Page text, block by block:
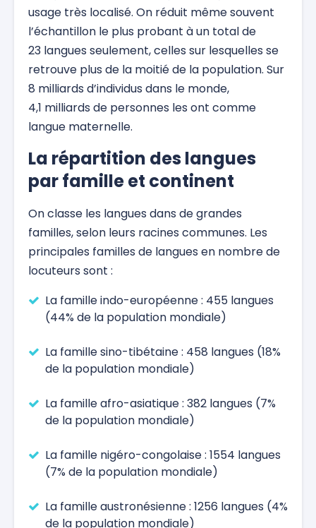
usage très localisé. On réduit même souvent
l’échantillon le plus probant à un total de
23 langues seulement, celles sur lesquelles se
retrouve plus de la moitié de la population. Sur
8 milliards d’individus dans le monde,
4,1 milliards de personnes les ont comme
langue maternelle.
La répartition des langues
par famille et continent
On classe les langues dans de grandes
familles, selon leurs racines communes. Les
principales familles de langues en nombre de
locuteurs sont :
La famille indo-européenne : 455 langues
(44% de la population mondiale)
La famille sino-tibétaine : 458 langues (18%
de la population mondiale)
La famille afro-asiatique : 382 langues (7%
de la population mondiale)
La famille nigéro-congolaise : 1554 langues
(7% de la population mondiale)
La famille austronésienne : 1256 langues (4%
de la population mondiale)